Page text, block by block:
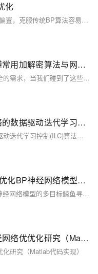
化
使用蚁群算法来优化BP神经网络的权重和偏置，克服传统BP算法容易陷入局部极小值、收敛速度慢、对初始权重敏感等问题。
即时通讯安全篇（三）：一文读懂常用加解密算法与网络通讯安全
作为开发者，也会经常遇到用户对数据安全的需求，当我们碰到了这些需求后如何解决，如何何种方式保证数据安全，哪种方式最有效，这些问题经常困惑着我们。52im社区本次着重整理了常见的通讯安全问题和加解密算法知识与即时通讯/IM开发同行们一起分享和学习。
【无人车路径跟踪】基于神经网络的数据驱动迭代学习控制(ILC)算法，用于具有未知模型和重复任务的非线性单输入单输出(SISO)离散时间系统的无人车的路径跟踪（Matlab代码实现）
【无人车路径跟踪】基于神经网络的数据驱动迭代学习控制(ILC)算法，用于具有未知模型和重复任务的非线性单输入单输出(SISO)离散时间系统的无人车的路径跟踪（Matlab代码实现）
【CPOBP-NSWOA】基于豪冠猪优化BP神经网络模型的多目标鲸鱼寻优算法研究（Matlab代码实现）
【CPOBP-NSWOA】基于豪冠猪优化BP神经网络模型的多目标鲸鱼寻优算法研究（Matlab代码实现）
基于遗传算法的多式联运车辆路径网络优优化研究（Matlab代码实现）
研究（Matlab代码实现）